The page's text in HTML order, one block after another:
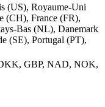
(US), Royaume-Uni
(CH), France (FR),
Bas (NL), Danemark
(SE), Portugal (PT),
GBP, NAD, NOK,